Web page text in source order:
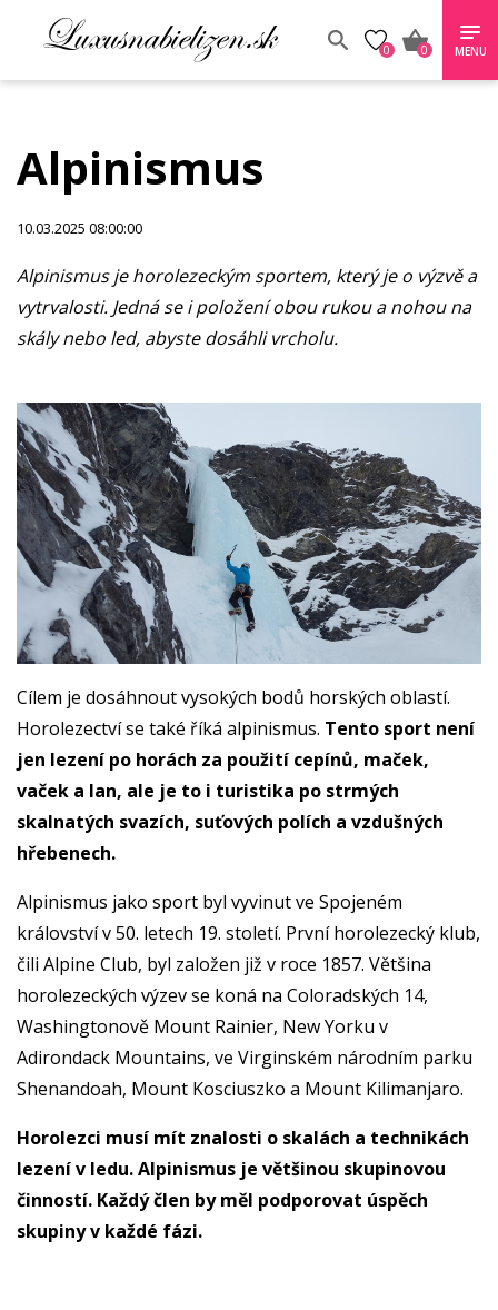
0 0 MENU
Alpinismus
10.03.2025 08:00:00
Alpinismus je horolezeckým sportem, který je o výzvě a
vytrvalosti. Jedná se i položení obou rukou a nohou na
skály nebo led, abyste dosáhli vrcholu.
Cílem je dosáhnout vysokých bodů horských oblastí.
Horolezectví se také říká alpinismus. Tento sport není
jen lezení po horách za použití cepínů, maček,
vaček a lan, ale je to i turistika po strmých
skalnatých svazích, suťových polích a vzdušných
hřebenech.
Alpinismus jako sport byl vyvinut ve Spojeném
království v 50. letech 19. století. První horolezecký klub,
čili Alpine Club, byl založen již v roce 1857. Většina
horolezeckých výzev se koná na Coloradských 14,
Washingtonově Mount Rainier, New Yorku v
Adirondack Mountains, ve Virginském národním parku
Shenandoah, Mount Kosciuszko a Mount Kilimanjaro.
Horolezci musí mít znalosti o skalách a technikách
lezení v ledu. Alpinismus je většinou skupinovou
činností. Každý člen by měl podporovat úspěch
skupiny v každé fázi.